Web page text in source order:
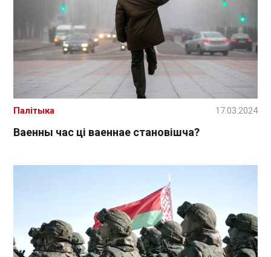
Ваенны час ці ваеннае становішча?
Палітыка 17.03.2024